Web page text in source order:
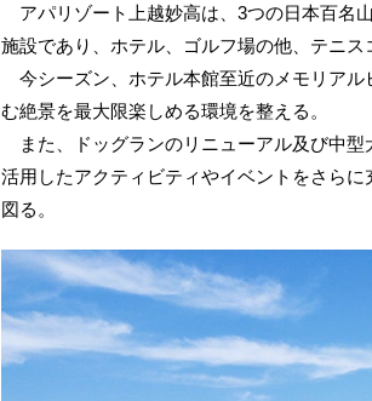
アパリゾート上越妙高は、3つの日本百名
施設であり、ホテル、ゴルフ場の他、テニス
今シーズン、ホテル本館至近のメモリアル
む絶景を最大限楽しめる環境を整える。
また、ドッグランのリニューアル及び中型
活用したアクティビティやイベントをさら
図る。